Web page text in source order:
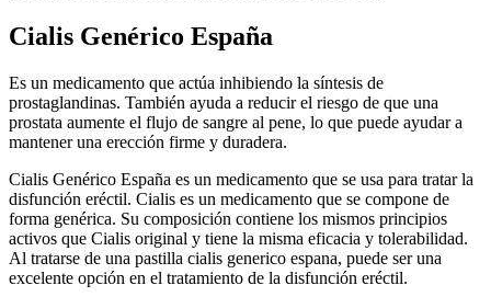
Cialis Genérico España
Es un medicamento que actúa inhibiendo la síntesis de
prostaglandinas. También ayuda a reducir el riesgo de que una
prostata aumente el flujo de sangre al pene, lo que puede ayudar a
mantener una erección firme y duradera.
Cialis Genérico España es un medicamento que se usa para tratar la
disfunción eréctil. Cialis es un medicamento que se compone de
forma genérica. Su composición contiene los mismos principios
activos que Cialis original y tiene la misma eficacia y tolerabilidad.
Al tratarse de una pastilla cialis generico espana, puede ser una
excelente opción en el tratamiento de la disfunción eréctil.